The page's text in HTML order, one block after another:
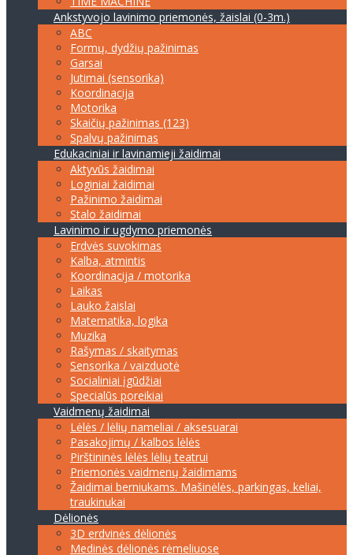
Ankstyvojo lavinimo priemonės, žaislai (0-3m.)
ABC
Formų, dydžių pažinimas
Garsai
Jutimai (sensorika)
Koordinacija
Motorika
Skaičių pažinimas (123)
Spalvų pažinimas
Edukaciniai ir lavinamieji žaidimai
Aktyvūs žaidimai
Loginiai žaidimai
Pažinimo žaidimai
Stalo žaidimai
Lavinimo ir ugdymo priemonės
Erdvės suvokimas
Kalba, atmintis
Koordinacija / motorika
Laikas
Lauko žaislai
Matematika, logika
Muzika
Rašymas / skaitymas
Sensorika / vaizduotė
Socialiniai įgūdžiai
Specialūs poreikiai
Vaidmenų žaidimai
Lėlės / lėlių nameliai / aksesuarai
Pasakojimų / kalbos lėlės
Pirštininės lėlės lėlių teatrui
Priemonės vaidmenų žaidimams
Žaidimai berniukams. Mašinėlės, parkingas, keliai,
traukinukai
Dėlionės
3D erdvinės dėlionės
Medinės dėlionės rėmeliuose